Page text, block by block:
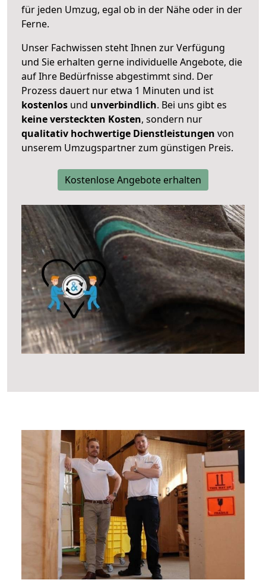
für jeden Umzug, egal ob in der Nähe oder in der
Ferne.
Unser Fachwissen steht Ihnen zur Verfügung
und Sie erhalten gerne individuelle Angebote, die
auf Ihre Bedürfnisse abgestimmt sind. Der
Prozess dauert nur etwa 1 Minuten und ist
kostenlos und unverbindlich. Bei uns gibt es
keine versteckten Kosten, sondern nur
qualitativ hochwertige Dienstleistungen von
unserem Umzugspartner zum günstigen Preis.
Kostenlose Angebote erhalten